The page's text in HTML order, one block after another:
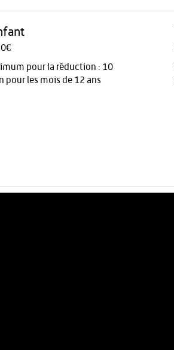
pour la réduction : 10
pour les mois de 12 ans